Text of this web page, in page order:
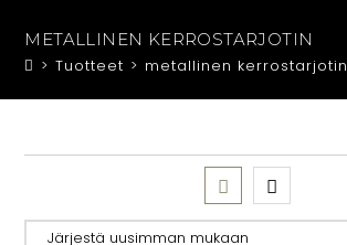
METALLINEN KERROSTARJOTIN
> Tuotteet > metallinen kerrostarjotin